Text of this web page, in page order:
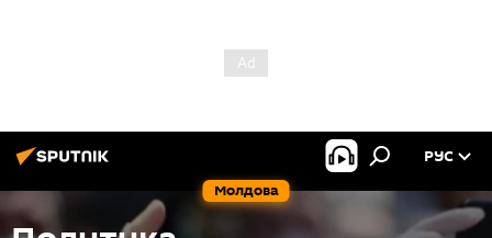
Молдова
РУС